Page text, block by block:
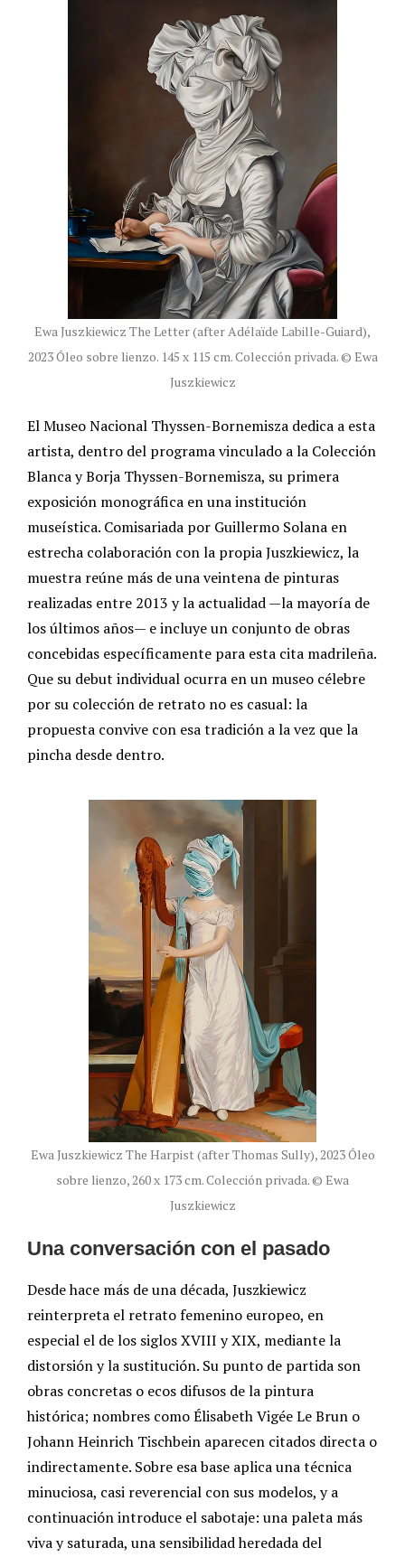
Ewa Juszkiewicz The Letter (after Adélaïde Labille-Guiard),
2023 Óleo sobre lienzo. 145 x 115 cm. Colección privada. © Ewa
Juszkiewicz
El Museo Nacional Thyssen-Bornemisza dedica a esta
artista, dentro del programa vinculado a la Colección
Blanca y Borja Thyssen-Bornemisza, su primera
exposición monográfica en una institución
museística. Comisariada por Guillermo Solana en
estrecha colaboración con la propia Juszkiewicz, la
muestra reúne más de una veintena de pinturas
realizadas entre 2013 y la actualidad —la mayoría de
los últimos años— e incluye un conjunto de obras
concebidas específicamente para esta cita madrileña.
Que su debut individual ocurra en un museo célebre
por su colección de retrato no es casual: la
propuesta convive con esa tradición a la vez que la
pincha desde dentro.
Ewa Juszkiewicz The Harpist (after Thomas Sully), 2023 Óleo
sobre lienzo, 260 x 173 cm. Colección privada. © Ewa
Juszkiewicz
Una conversación con el pasado
Desde hace más de una década, Juszkiewicz
reinterpreta el retrato femenino europeo, en
especial el de los siglos XVIII y XIX, mediante la
distorsión y la sustitución. Su punto de partida son
obras concretas o ecos difusos de la pintura
histórica; nombres como Élisabeth Vigée Le Brun o
Johann Heinrich Tischbein aparecen citados directa o
indirectamente. Sobre esa base aplica una técnica
minuciosa, casi reverencial con sus modelos, y a
continuación introduce el sabotaje: una paleta más
viva y saturada, una sensibilidad heredada del